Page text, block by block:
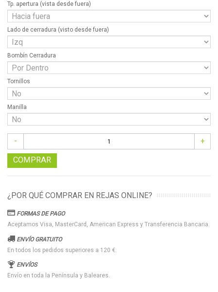
Tp. apertura (vista desde fuera)
Lado de cerradura (visto desde fuera)
Bombín Cerradura
Tornillos
Manilla
- +
COMPRAR
¿POR QUÉ COMPRAR EN REJAS ONLINE?
FORMAS DE PAGO
Aceptamos Visa, MasterCard, American Express y Transferencia Bancaria.
ENVÍO GRATUITO
En todos los pedidos superiores a 120 €.
ENVÍOS
Envío en toda la Península y Baleares.